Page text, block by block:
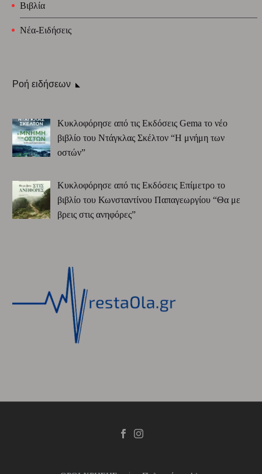
Βιβλία
Νέα-Ειδήσεις
Ροή ειδήσεων
Κυκλοφόρησε από τις Εκδόσεις Gema το νέο
βιβλίο του Ντάγκλας Σκέλτον “Η μνήμη των
οστών”
Κυκλοφόρησε από τις Εκδόσεις Επίμετρο το
βιβλίο του Κωνσταντίνου Παπαγεωργίου “Θα με
βρεις στις ανηφόρες”